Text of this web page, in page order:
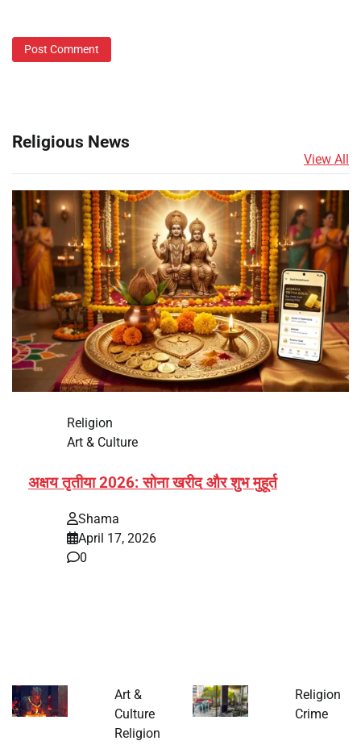
Religious News
View All
Religion
Art & Culture
अक्षय तृतीया 2026: सोना खरीद और शुभ मुहूर्त
Shama
April 17, 2026
0
Art &
Culture
Religion
Religion
Crime